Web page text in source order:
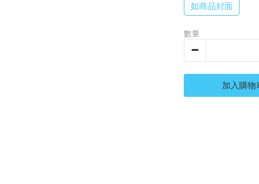
如商品封面
數量
加入購物